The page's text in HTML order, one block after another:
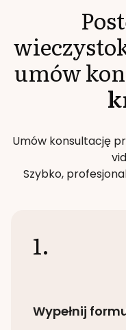
umów
Umów konsultację
Szybko,
1.
Wypełnij